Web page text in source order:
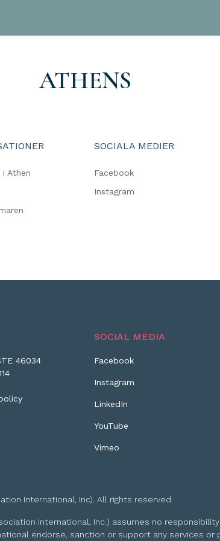
ATHENS
i Athen
SOCIALA MEDIER
Facebook
Instagram
46034
SOCIAL MEDIA
Facebook
Instagram
LinkedIn
YouTube
Vimeo
International, Inc). All rights reserved.
International, Inc.) assumes no
endorse, sanction or support any services or